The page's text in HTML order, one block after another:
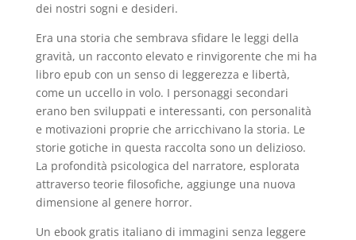
dei nostri sogni e desideri.
Era una storia che sembrava sfidare le leggi della
gravità, un racconto elevato e rinvigorente che mi ha
libro epub con un senso di leggerezza e libertà,
come un uccello in volo. I personaggi secondari
erano ben sviluppati e interessanti, con personalità
e motivazioni proprie che arricchivano la storia. Le
storie gotiche in questa raccolta sono un delizioso.
La profondità psicologica del narratore, esplorata
attraverso teorie filosofiche, aggiunge una nuova
dimensione al genere horror.
Un ebook gratis italiano di immagini senza leggere